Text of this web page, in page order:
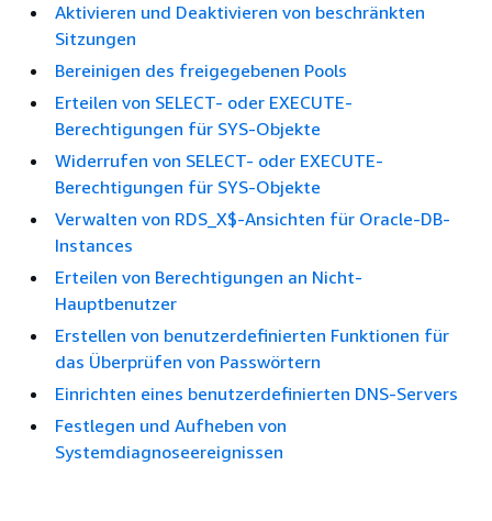
Aktivieren und Deaktivieren von beschränkten
Sitzungen
Bereinigen des freigegebenen Pools
Erteilen von SELECT- oder EXECUTE-
Berechtigungen für SYS-Objekte
Widerrufen von SELECT- oder EXECUTE-
Berechtigungen für SYS-Objekte
Verwalten von RDS_X$-Ansichten für Oracle-DB-
Instances
Erteilen von Berechtigungen an Nicht-
Hauptbenutzer
Erstellen von benutzerdefinierten Funktionen für
das Überprüfen von Passwörtern
Einrichten eines benutzerdefinierten DNS-Servers
Festlegen und Aufheben von
Systemdiagnoseereignissen